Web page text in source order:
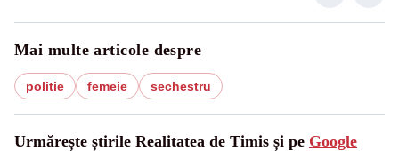
Mai multe articole despre
politie femeie sechestru
Urmărește știrile Realitatea de Timis și pe Google